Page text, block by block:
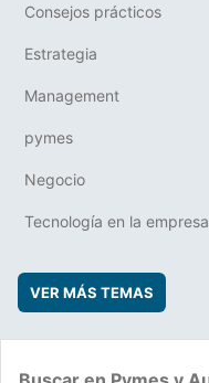
Consejos prácticos
Estrategia
Management
pymes
Negocio
Tecnología en la empresa
VER MÁS TEMAS